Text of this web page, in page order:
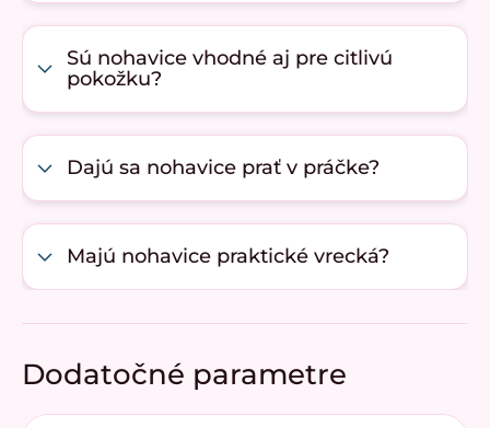
Sú nohavice vhodné aj pre citlivú
pokožku?
Dajú sa nohavice prať v práčke?
Majú nohavice praktické vrecká?
Dodatočné parametre